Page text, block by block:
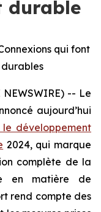
durable
qui font
NEWSWIRE) -- Le
aujourd’hui
développement
2024, qui marque
complète de la
en matière de
rend compte des